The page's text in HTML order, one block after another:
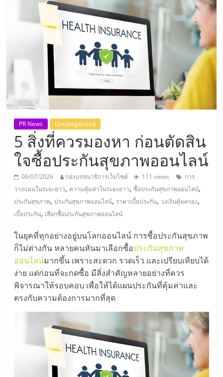
SME
แห่ง
ประเทศไทย,
ThaiSMEsCenter,
รวม
ธุรกิจ
เอ
ส
เอ็
มอี
ไทย,
SMEs,
แฟ
PR News Uncategorized
5 สิ่งที่ควรมองหา ก่อนตัดสิน
ใจซื้อประกันสุขภาพออนไลน์
06/07/2026 กองบรรณาธิการเว็บไซต์ 111 views
การ
วางแผนในระยะยาว, ความคุ้มค่าในระยะยาว,ซื้อประกันสุขภาพออนไลน์,
ประกันสุขภาพ,ประกันสุขภาพออนไลน์, ราคาเบี้ยประกัน, วงเงินคุ้มครอง,
เบี้ยประกัน, เลือกซื้อประกันสุขภาพออนไลน์
ในยุคที่ทุกอย่างอยู่บนโลกออนไลน์ การซื้อประกันสุขภาพ
ก็ไม่ต่างกัน หลายคนหันมาเลือกซื้อประกันสุขภาพ
ออนไลน์มากขึ้น เพราะสะดวก รวดเร็ว และเปรียบเทียบได้
ง่าย แต่ก่อนที่จะกดซื้อ มีสิ่งสำคัญหลายอย่างที่ควร
พิจารณาให้รอบคอบ เพื่อให้ได้แผนประกันที่คุ้มค่าและ
ตรงกับความต้องการมากที่สุด